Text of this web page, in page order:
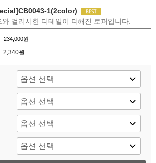
1(2color)
와 걸리시한 디테일이 더해진 로퍼입니다.
234,000원
2,340원